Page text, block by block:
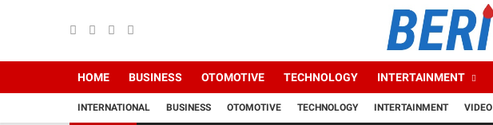
HOME BUSINESS OTOMOTIVE TECHNOLOGY INTERTAINMENT
INTERNATIONAL BUSINESS OTOMOTIVE TECHNOLOGY INTERTAINMENT VIDEO